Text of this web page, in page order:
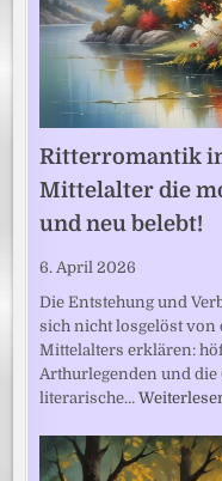
Ritterromantik
Mittelalter die
und neu belebt!
6. April 2026
Die Entstehung und
sich nicht losgelöst
Mittelalters erklären:
Arthurlegenden und die
literarische…